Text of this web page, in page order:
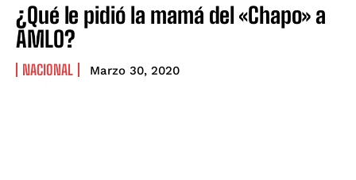
¿Qué le pidió la mamá del «Chapo» a
AMLO?
NACIONAL Marzo 30, 2020